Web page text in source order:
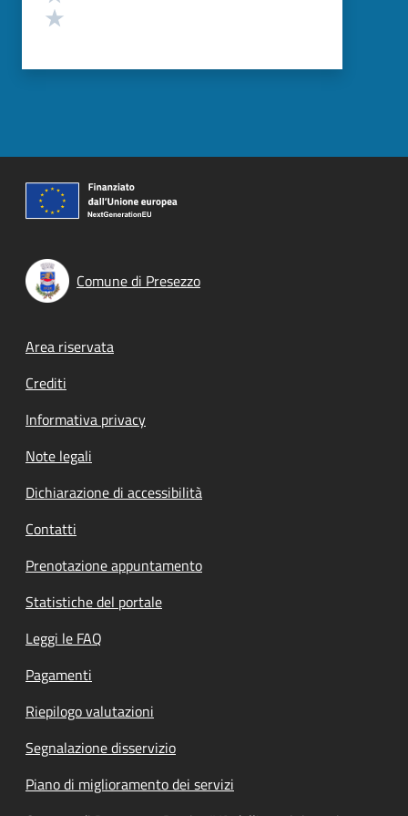
Comune di Presezzo
Footer menu
Area riservata
Crediti
Informativa privacy
Note legali
Dichiarazione di accessibilità
Contatti
Prenotazione appuntamento
Statistiche del portale
Leggi le FAQ
Pagamenti
Riepilogo valutazioni
Segnalazione disservizio
Piano di miglioramento dei servizi